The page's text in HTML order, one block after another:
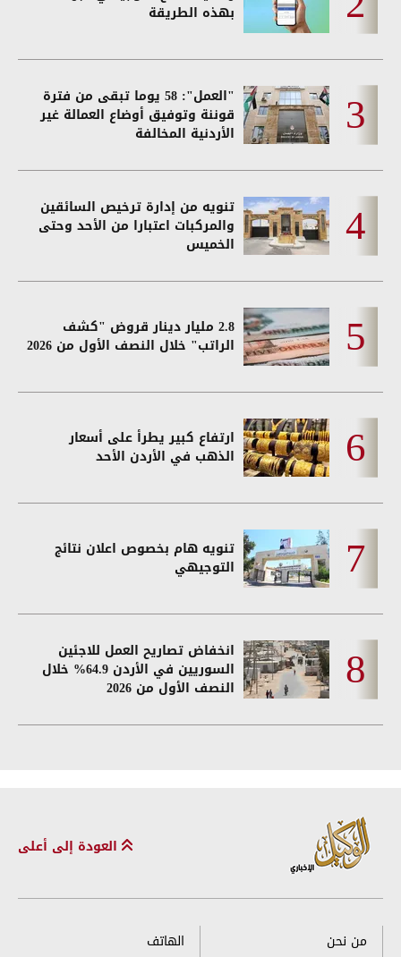
بهذه الطريقة
"العمل": 58 يوما تبقى من فترة
قوننة وتوفيق أوضاع العمالة غير
الأردنية المخالفة
تنويه من إدارة ترخيص السائقين
والمركبات اعتبارا من الأحد وحتى
الخميس
2.8 مليار دينار قروض "كشف
الراتب" خلال النصف الأول من 2026
ارتفاع كبير يطرأ على أسعار
الذهب في الأردن الأحد
تنويه هام بخصوص اعلان نتائج
التوجيهي
انخفاض تصاريح العمل للاجئين
السوريين في الأردن 64.9% خلال
النصف الأول من 2026
العودة إلى أعلى
من نحن الهاتف